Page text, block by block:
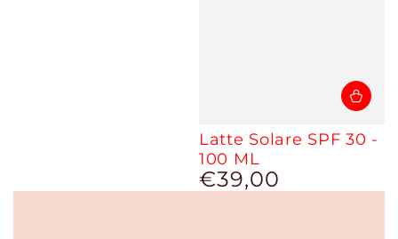
Latte Solare SPF 30 -
100 ML
Prezzo
regolare
€39,00